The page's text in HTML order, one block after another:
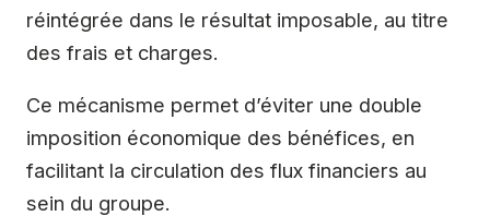
réintégrée dans le résultat imposable, au titre
des frais et charges.
Ce mécanisme permet d’éviter une double
imposition économique des bénéfices, en
facilitant la circulation des flux financiers au
sein du groupe.